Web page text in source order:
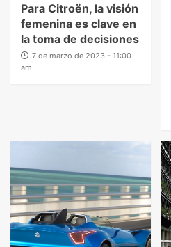
Para Citroën, la visión
femenina es clave en
la toma de decisiones
7 de marzo de 2023 - 11:00
am